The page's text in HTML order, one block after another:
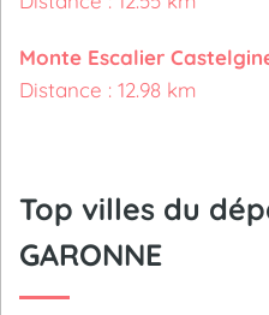
Monte Escalier
Distance : 12.98 km
Top villes du
GARONNE